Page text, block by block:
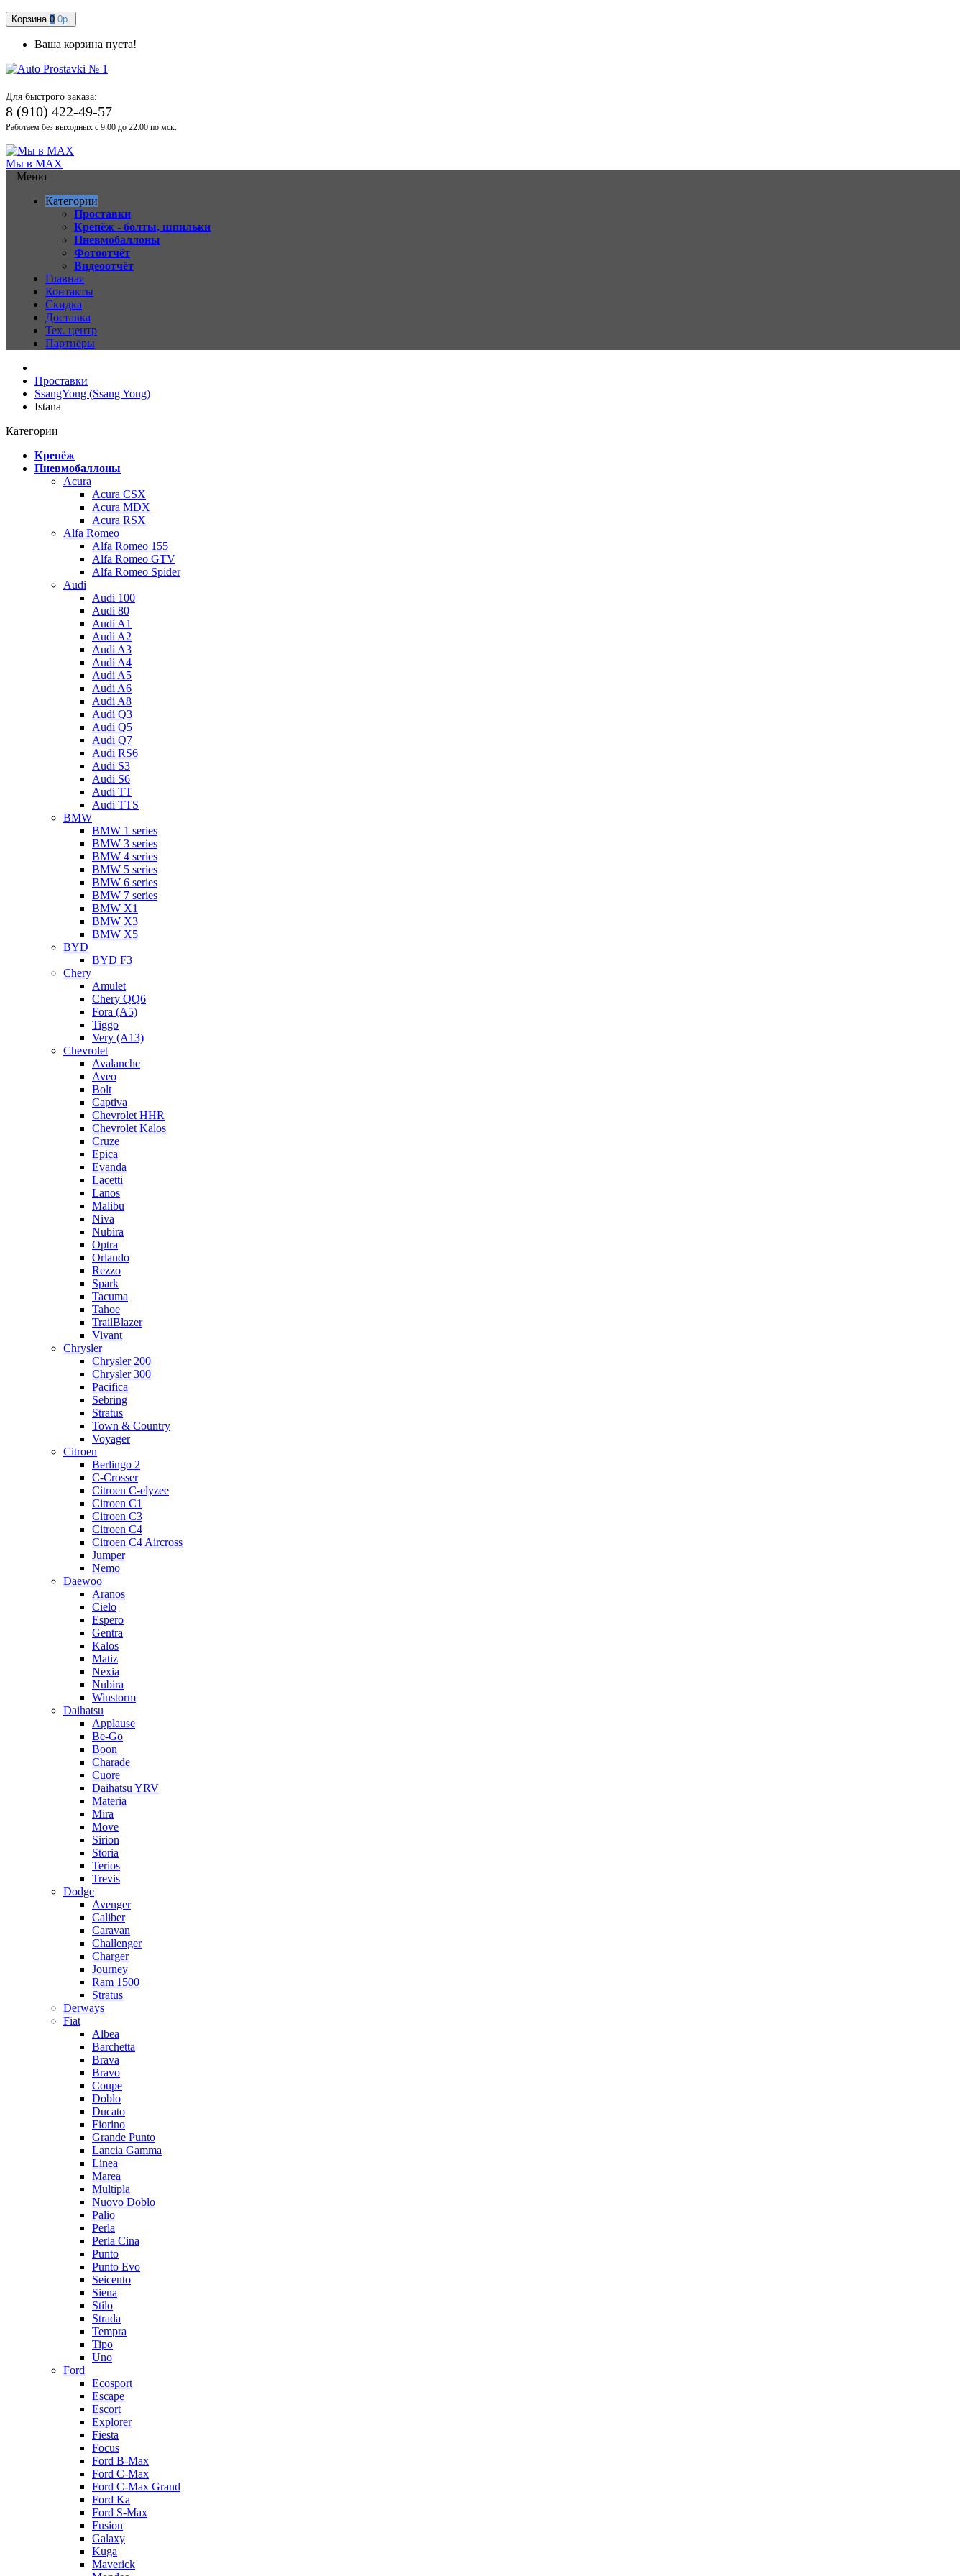
Корзина 0 0р.
Ваша корзина пуста!
Для быстрого заказа:
8 (910) 422-49-57
Работаем без выходных с 9:00 до 22:00 по мск.
Мы в MAX
Меню
Категории
Проставки
Крепёж - болты, шпильки
Пневмобаллоны
Фотоотчёт
Видеоотчёт
Главная
Контакты
Скидка
Доставка
Тех. центр
Партнёры
Проставки
SsangYong (Ssang Yong)
Istana
Категории
Крепёж
Пневмобаллоны
Acura
Acura CSX
Acura MDX
Acura RSX
Alfa Romeo
Alfa Romeo 155
Alfa Romeo GTV
Alfa Romeo Spider
Audi
Audi 100
Audi 80
Audi A1
Audi A2
Audi A3
Audi A4
Audi A5
Audi A6
Audi A8
Audi Q3
Audi Q5
Audi Q7
Audi RS6
Audi S3
Audi S6
Audi TT
Audi TTS
BMW
BMW 1 series
BMW 3 series
BMW 4 series
BMW 5 series
BMW 6 series
BMW 7 series
BMW X1
BMW X3
BMW X5
BYD
BYD F3
Chery
Amulet
Chery QQ6
Fora (A5)
Tiggo
Very (A13)
Chevrolet
Avalanche
Aveo
Bolt
Captiva
Chevrolet HHR
Chevrolet Kalos
Cruze
Epica
Evanda
Lacetti
Lanos
Malibu
Niva
Nubira
Optra
Orlando
Rezzo
Spark
Tacuma
Tahoe
TrailBlazer
Vivant
Chrysler
Chrysler 200
Chrysler 300
Pacifica
Sebring
Stratus
Town & Country
Voyager
Citroen
Berlingo 2
C-Crosser
Citroen C-elyzee
Citroen C1
Citroen C3
Citroen C4
Citroen C4 Aircross
Jumper
Nemo
Daewoo
Aranos
Cielo
Espero
Gentra
Kalos
Matiz
Nexia
Nubira
Winstorm
Daihatsu
Applause
Be-Go
Boon
Charade
Cuore
Daihatsu YRV
Materia
Mira
Move
Sirion
Storia
Terios
Trevis
Dodge
Avenger
Caliber
Caravan
Challenger
Charger
Journey
Ram 1500
Stratus
Dеrways
Fiat
Albea
Barchetta
Brava
Bravo
Coupe
Doblo
Ducato
Fiorino
Grande Punto
Lancia Gamma
Linea
Marea
Multipla
Nuovo Doblo
Palio
Perla
Perla Cina
Punto
Punto Evo
Seicento
Siena
Stilo
Strada
Tempra
Tipo
Uno
Ford
Ecosport
Escape
Escort
Explorer
Fiesta
Focus
Ford B-Max
Ford C-Max
Ford C-Max Grand
Ford Ka
Ford S-Max
Fusion
Galaxy
Kuga
Maverick